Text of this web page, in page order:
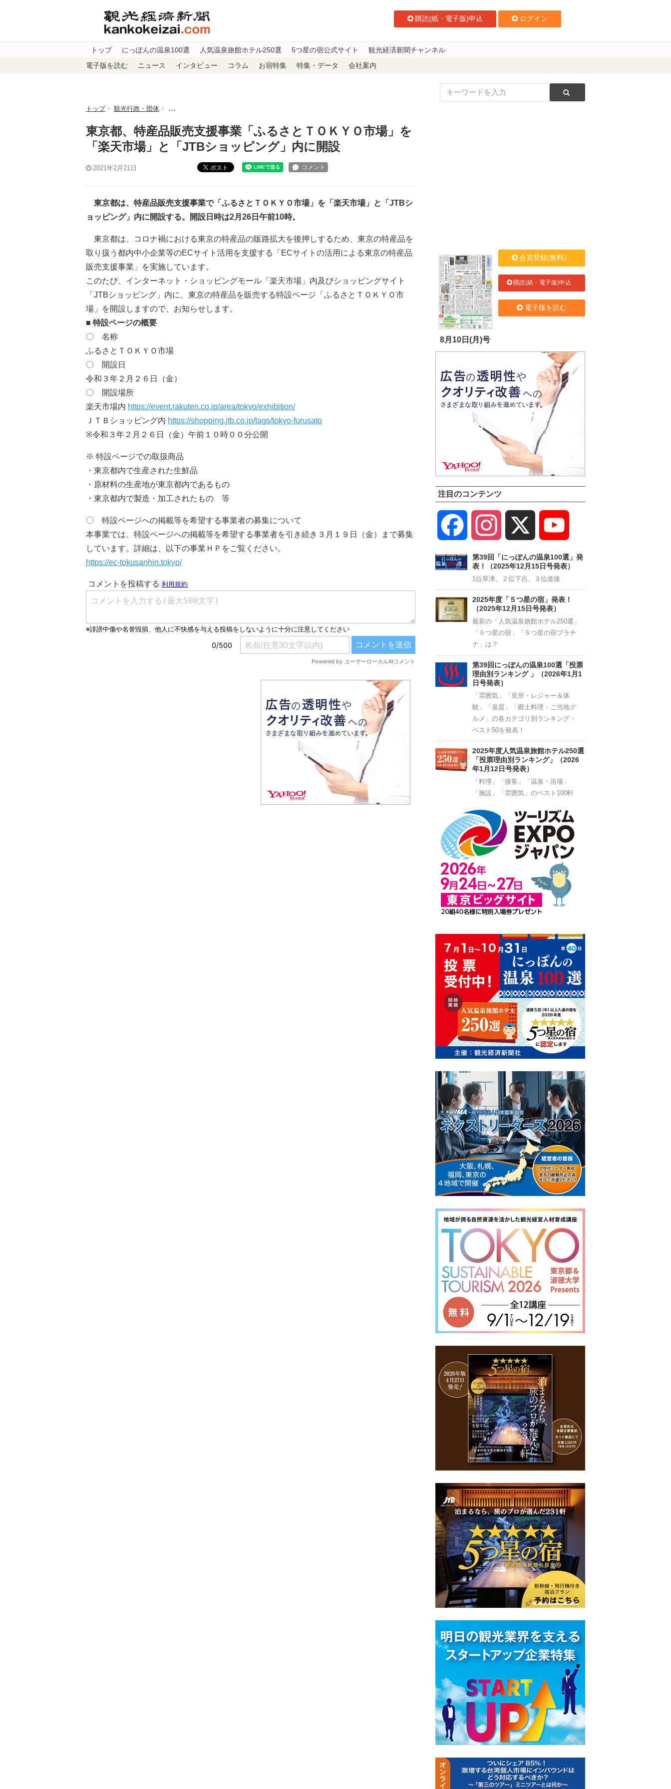
購読(紙・電子版)申込 ログイン
トップ にっぽんの温泉100選 人気温泉旅館ホテル250選 5つ星の宿公式サイト 観光経済新聞チャンネル
電子版を読む ニュース インタビュー コラム お宿特集 特集・データ 会社案内
トップ 観光行政・団体 東京都、特産品販売支援事業「ふるさとＴＯＫＹＯ市場」を「楽天市場」と「JTBショッピング」内に開設
東京都、特産品販売支援事業「ふるさとＴＯＫＹＯ市場」を
「楽天市場」と「JTBショッピング」内に開設
2021年2月21日 ポスト
東京都は、特産品販売支援事業で「ふるさとＴＯＫＹＯ市場」を「楽天市場」と「JTBシ
ョッピング」内に開設する。開設日時は2月26日午前10時。
東京都は、コロナ禍における東京の特産品の販路拡大を後押しするため、東京の特産品を
取り扱う都内中小企業等のECサイト活用を支援する「ECサイトの活用による東京の特産品
販売支援事業」を実施しています。
このたび、インターネット・ショッピングモール「楽天市場」内及びショッピングサイト
「JTBショッピング」内に、東京の特産品を販売する特設ページ「ふるさとＴＯＫＹＯ市
場」を開設しますので、お知らせします。
■ 特設ページの概要
〇 名称
ふるさとＴＯＫＹＯ市場
〇 開設日
令和３年２月２６日（金）
〇 開設場所
楽天市場内 https://event.rakuten.co.jp/area/tokyo/exhibition/
ＪＴＢショッピング内 https://shopping.jtb.co.jp/tags/tokyo-furusato
※令和３年２月２６日（金）午前１０時００分公開
※ 特設ページでの取扱商品
・東京都内で生産された生鮮品
・原材料の生産地が東京都内であるもの
・東京都内で製造・加工されたもの 等
〇 特設ページへの掲載等を希望する事業者の募集について
本事業では、特設ページへの掲載等を希望する事業者を引き続き３月１９日（金）まで募集
しています。詳細は、以下の事業ＨＰをご覧ください。
https://ec-tokusanhin.tokyo/
8月10日(月)号
会員登録(無料)
購読(紙・電子版)申込
電子版を読む
注目のコンテンツ
Facebook Instagram
Channel
第39回「にっぽんの温泉100選」発
表！（2025年12月15日号発表）
1位草津、２位下呂、３位道後
2025年度「５つ星の宿」発表！
（2025年12月15日号発表）
最新の「人気温泉旅館ホテル250選」
「５つ星の宿」「５つ星の宿プラチ
ナ」は？
第39回にっぽんの温泉100選「投票
理由別ランキング 」（2026年1月1
日号発表）
「雰囲気」「見所・レジャー＆体
験」「泉質」「郷土料理・ご当地グ
ルメ」の各カテゴリ別ランキング・
ベスト50を発表！
2025年度人気温泉旅館ホテル250選
「投票理由別ランキング」（2026
年1月12日号発表）
「料理」「接客」「温泉・浴場」
「施設」「雰囲気」のベスト100軒